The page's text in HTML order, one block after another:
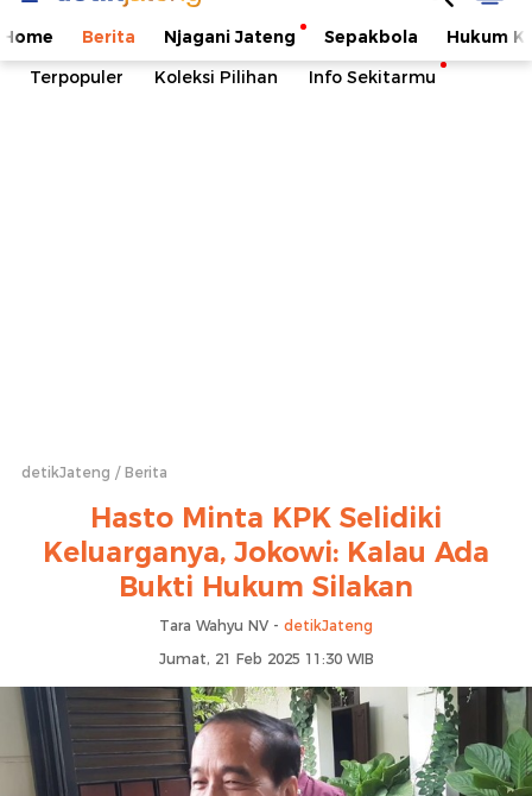
Home Berita Njagani Jateng Sepakbola
Hukum
Terpopuler
Koleksi Pilihan Info Sekitarmu
detikJateng Berita
Hasto Minta KPK Selidiki
Keluarganya, Jokowi: Kalau Ada
Bukti Hukum Silakan
Tara Wahyu NV - detikJateng
Jumat, 21 Feb 2025 11:30 WIB